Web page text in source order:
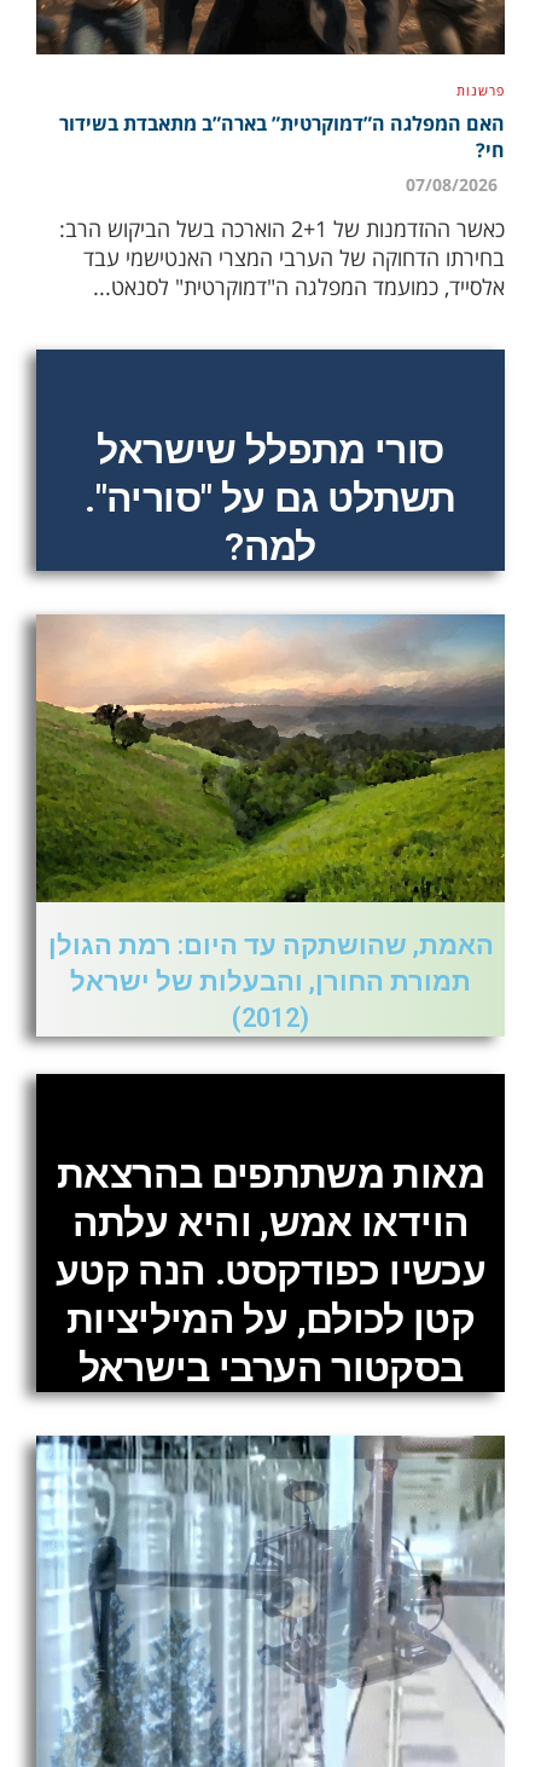
פרשנות
האם המפלגה ה”דמוקרטית” בארה”ב מתאבדת בשידור
חי?
כאשר ההזדמנות של 2+1 הוארכה בשל הביקוש הרב:
בחירתו הדחוקה של הערבי המצרי האנטישמי עבד
אלסייד, כמועמד המפלגה ה"דמוקרטית" לסנאט...
סורי מתפלל שישראל
תשתלט גם על "סוריה".
למה?
האמת, שהושתקה עד היום: רמת הגולן
תמורת החורן, והבעלות של ישראל
(2012)
מאות משתתפים בהרצאת
הוידאו אמש, והיא עלתה
עכשיו כפודקסט. הנה קטע
קטן לכולם, על המיליציות
בסקטור הערבי בישראל